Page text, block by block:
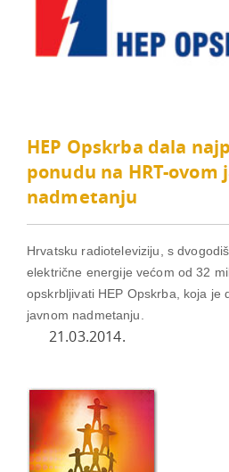
HEP Opskrba dala
ponudu na HRT-ovom
nadmetanju
Hrvatsku radioteleviziju, s
električne energije većom od 32
opskrbljivati HEP Opskrba, koja je
javnom nadmetanju.
21.03.2014.